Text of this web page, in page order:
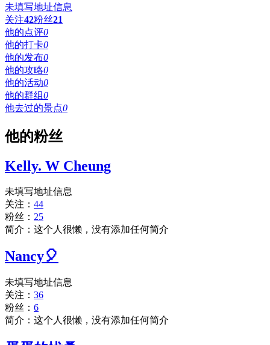
未填写地址信息
关注42粉丝21
他的点评0
他的打卡0
他的发布0
他的攻略0
他的活动0
他的群组0
他去过的景点0
他的粉丝
Kelly. W Cheung
未填写地址信息
关注： 44
粉丝： 25
简介：这个人很懒，没有添加任何简介
Nancy🎈
未填写地址信息
关注： 36
粉丝： 6
简介：这个人很懒，没有添加任何简介